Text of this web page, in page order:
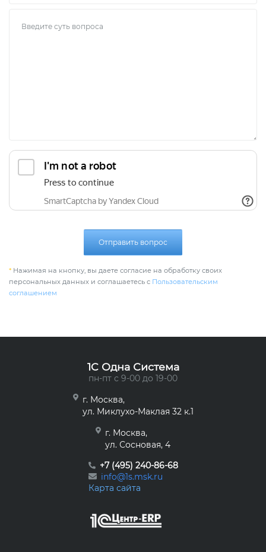
Отправить вопрос
* Нажимая на кнопку, вы даете согласие на обработку своих
персональных данных и соглашаетесь с Пользовательским
соглашением
1C Одна Система
пн-пт с 9-00 до 19-00
г. Москва,
ул. Миклухо-Маклая 32 к.1
г. Москва,
ул. Сосновая, 4
+7 (495) 240-86-68
info@1s.msk.ru
Карта сайта